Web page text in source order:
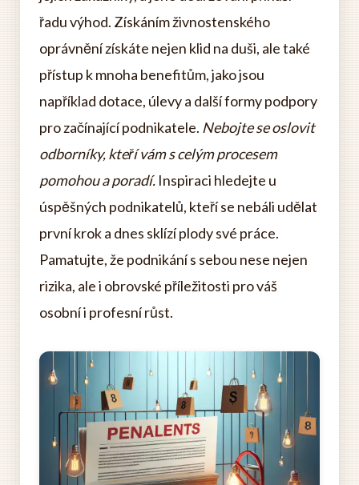
řadu výhod. Získáním živnostenského
oprávnění získáte nejen klid na duši, ale také
přístup k mnoha benefitům, jako jsou
například dotace, úlevy a další formy podpory
pro začínající podnikatele. Nebojte se oslovit
odborníky, kteří vám s celým procesem
pomohou a poradí. Inspiraci hledejte u
úspěšných podnikatelů, kteří se nebáli udělat
první krok a dnes sklízí plody své práce.
Pamatujte, že podnikání s sebou nese nejen
rizika, ale i obrovské příležitosti pro váš
osobní i profesní růst.